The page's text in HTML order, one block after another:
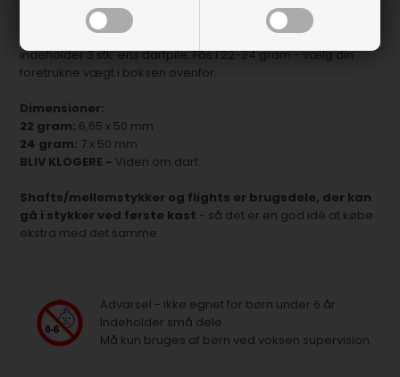
Her finder du en god lige pil fra One80 i 90% tungsten. Denne
Chameleon Zircon leveres med shafts og flights. Pakken
indeholder 3 stk. ens dartpile. Fås i 22-24 gram - vælg din
foretrukne vægt i boksen ovenfor.
Dimensioner:
22 gram: 6,65 x 50 mm
24 gram: 7 x 50 mm
BLIV KLOGERE - Viden om dart.
Shafts/mellemstykker og flights er brugsdele, der kan
gå i stykker ved første kast - så det er en god idé at købe
ekstra med det samme.
Advarsel - ikke egnet for børn under 6 år.
Indeholder små dele.
Må kun bruges af børn ved voksen supervision.